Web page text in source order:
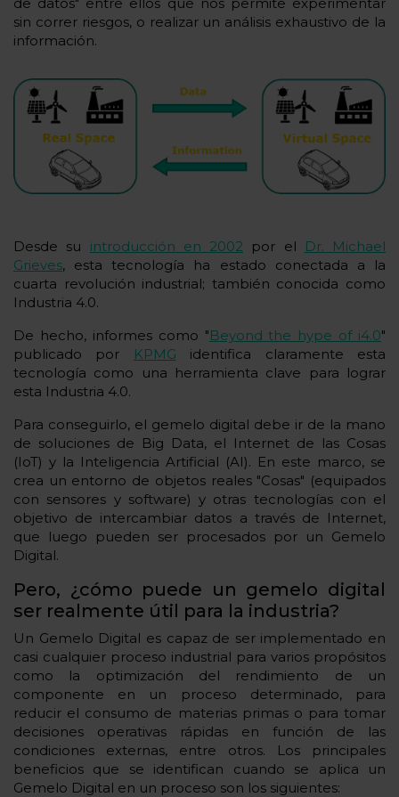
de datos" entre ellos que nos permite experimentar
sin correr riesgos, o realizar un análisis exhaustivo de la
información.
Desde su introducción en 2002 por el
Dr. Michael
Grieves, esta tecnología ha estado conectada a la
cuarta revolución industrial; también conocida como
Industria 4.0.
De hecho, informes como "Beyond the hype of i4.0"
publicado por
KPMG identifica claramente esta
tecnología como una herramienta clave para lograr
esta Industria 4.0.
Para conseguirlo, el gemelo digital debe ir de la mano
de soluciones de Big Data, el Internet de las Cosas
(IoT) y la Inteligencia Artificial (AI). En este marco, se
crea un entorno de objetos reales "Cosas" (equipados
con sensores y software) y otras tecnologías con el
objetivo de intercambiar datos a través de Internet,
que luego pueden ser procesados por un Gemelo
Digital.
Pero, ¿cómo puede un gemelo digital
ser realmente útil para la industria?
Un Gemelo Digital es capaz de ser implementado en
casi cualquier proceso industrial para varios propósitos
como la optimización del rendimiento de un
componente en un proceso determinado, para
reducir el consumo de materias primas o para tomar
decisiones operativas rápidas en función de las
condiciones externas, entre otros. Los principales
beneficios que se identifican cuando se aplica un
Gemelo Digital en un proceso son los siguientes: